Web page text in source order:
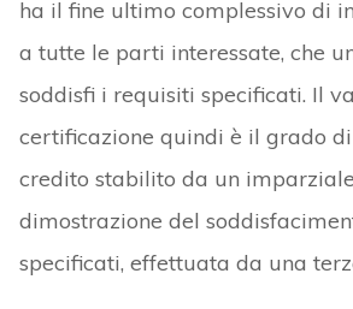
ha il fine ultimo complessivo di
a tutte le parti interessate, che
soddisfi i requisiti specificati. Il
certificazione quindi è il grado
credito stabilito da un
dimostrazione del
specificati, effettuata da una